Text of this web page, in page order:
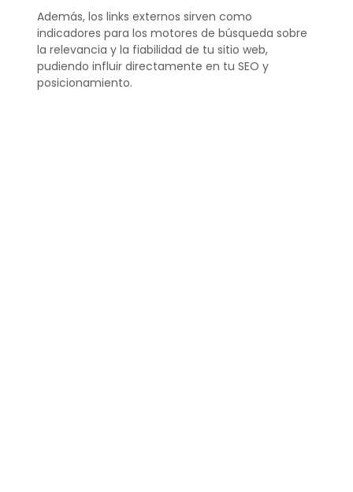
Además, los links externos sirven como
indicadores para los motores de búsqueda sobre
la relevancia y la fiabilidad de tu sitio web,
pudiendo influir directamente en tu SEO y
posicionamiento.